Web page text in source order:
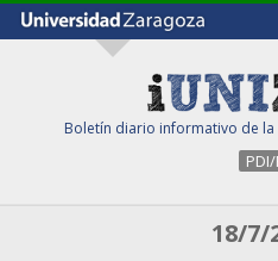
Boletín diario informativo de la
18/7/